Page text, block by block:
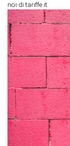
noi di tariffe.it.